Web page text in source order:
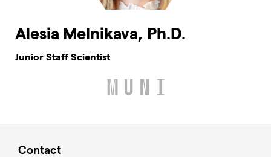
Alesia Melnikava, Ph.D.
Junior Staff Scientist
Contact